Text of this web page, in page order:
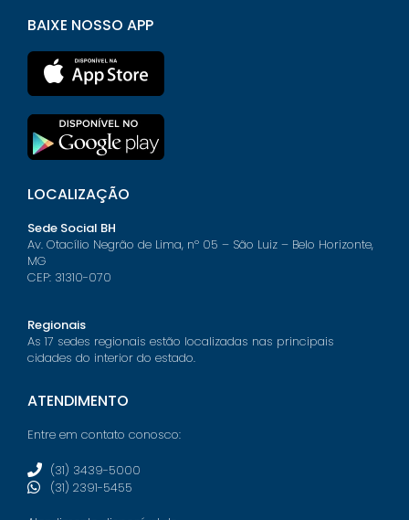
BAIXE NOSSO APP
LOCALIZAÇÃO
Sede Social BH
Av. Otacílio Negrão de Lima, nº 05 – São Luiz – Belo Horizonte,
MG
CEP: 31310-070
Regionais
As 17 sedes regionais estão localizadas nas principais
cidades do interior do estado.
ATENDIMENTO
Entre em contato conosco:
(31) 3439-5000
(31) 2391-5455